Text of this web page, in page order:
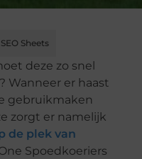
Sheets
deze zo snel
Wanneer er haast
gebruikmaken
zorgt er namelijk
de plek van
Spoedkoeriers